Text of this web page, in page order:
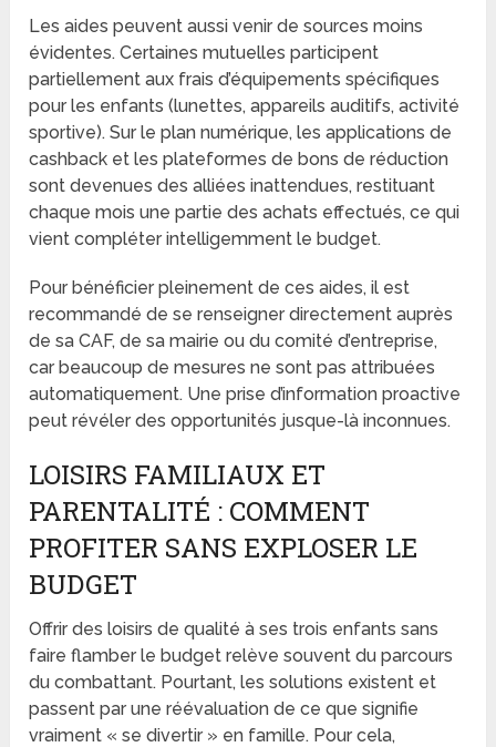
Les aides peuvent aussi venir de sources moins
évidentes. Certaines mutuelles participent
partiellement aux frais d’équipements spécifiques
pour les enfants (lunettes, appareils auditifs, activité
sportive). Sur le plan numérique, les applications de
cashback et les plateformes de bons de réduction
sont devenues des alliées inattendues, restituant
chaque mois une partie des achats effectués, ce qui
vient compléter intelligemment le budget.
Pour bénéficier pleinement de ces aides, il est
recommandé de se renseigner directement auprès
de sa CAF, de sa mairie ou du comité d’entreprise,
car beaucoup de mesures ne sont pas attribuées
automatiquement. Une prise d’information proactive
peut révéler des opportunités jusque-là inconnues.
LOISIRS FAMILIAUX ET
PARENTALITÉ : COMMENT
PROFITER SANS EXPLOSER LE
BUDGET
Offrir des loisirs de qualité à ses trois enfants sans
faire flamber le budget relève souvent du parcours
du combattant. Pourtant, les solutions existent et
passent par une réévaluation de ce que signifie
vraiment « se divertir » en famille. Pour cela,